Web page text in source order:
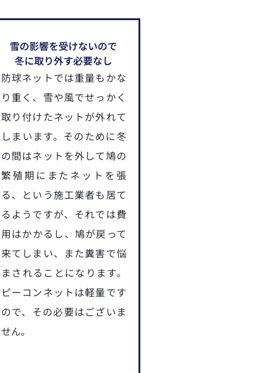
雪の影響を受けないので
冬に取り外す必要なし
防球ネットでは重量もかな
り重く、雪や風でせっかく
取り付けたネットが外れて
しまいます。そのために冬
の間はネットを外して鳩の
繁殖期にまたネットを張
る、という施工業者も居て
るようですが、それでは費
用はかかるし、鳩が戻って
来てしまい、また糞害で悩
まされることになります。
ピーコンネットは軽量です
ので、その必要はございま
せん。